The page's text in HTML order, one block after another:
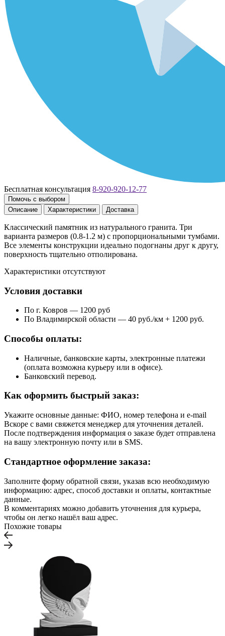
Бесплатная консультация 8-920-920-12-77
Помочь с выбором
Описание
Характеристики Доставка
Классический памятник из натурального гранита. Три
варианта размеров (0.8-1.2 м) с пропорциональными тумбами.
Все элементы конструкции идеально подогнаны друг к другу,
поверхность тщательно отполирована.
Характеристики отсутствуют
Условия доставки
По г. Ковров — 1200 руб
По Владимирской области — 40 руб./км + 1200 руб.
Способы оплаты:
Наличные, банковские карты, электронные платежи
(оплата возможна курьеру или в офисе).
Банковский перевод.
Как оформить быстрый заказ:
Укажите основные данные: ФИО, номер телефона и e-mail
Вскоре с вами свяжется менеджер для уточнения деталей.
После подтверждения информация о заказе будет отправлена
на вашу электронную почту или в SMS.
Стандартное оформление заказа:
Заполните форму обратной связи, указав всю необходимую
информацию: адрес, способ доставки и оплаты, контактные
данные.
В комментариях можно добавить уточнения для курьера,
чтобы он легко нашёл ваш адрес.
Похожие товары